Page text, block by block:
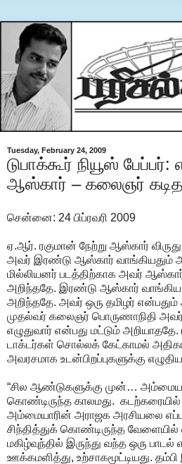
Tuesday, February 24, 2009
டுபாக்கூர் நியூஸ்
ஆஸ்கார் – கலைஞர்
சென்னை: 24 பிப்ரவரி 2009
ஏ.ஆர். ரகுமான் நேற்று ஆஸ்கார்
அவர் இரண்டு ஆஸ்கார் வாங்கியதும்
மில்லியனர் படத்திற்காக அவர்
அறிந்ததே. இரண்டு ஆஸ்கார் வாங்கிய
அறிந்ததே. அவர் ஒரு தமிழர் என்பதும்
முதல்வர் கலைஞர் பொருணாநிதி
எழுதுவார் என்பது மட்டும்
டாக்டர்கள் சொல்லக் கேட்காமல்
அவரசமாக உடன்பிறப்புகளுக்கு
“சில ஆண்டுகளுக்கு முன்…
கொண்டிருந்த காலமது. கடற்கரையில்
அம்மையாரின் அராஜக அரசியலை
சிந்தித்துக் கொண்டிருந்த வேளையில்
மகிழ்வுந்தில் இருந்து வந்த ஒரு பாடல்
ஊக்கமளித்து, உற்சாகமூட்டியது. தம்பி